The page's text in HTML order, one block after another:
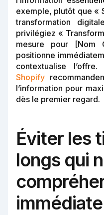
exemple, plutôt que «
transformation
privilégiez «
mesure pour [Nom
positionne
contextualise
Shopify
l’information pour
dès le premier regard.
Éviter les
longs qui
immédiate